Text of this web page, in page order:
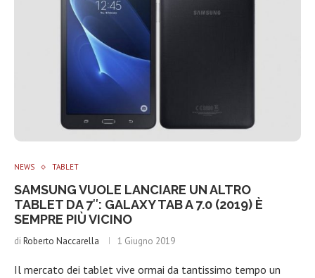
NEWS TABLET
SAMSUNG VUOLE LANCIARE UN ALTRO
TABLET DA 7″: GALAXY TAB A 7.0 (2019) È
SEMPRE PIÙ VICINO
di Roberto Naccarella 1 Giugno 2019
Il mercato dei tablet vive ormai da tantissimo tempo un